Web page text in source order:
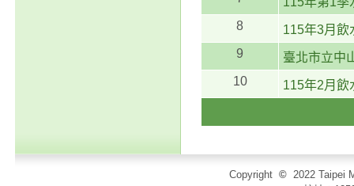
8
115年3月飲
9
臺北市立中
10
115年2月飲
Copyright © 2022 Taipei